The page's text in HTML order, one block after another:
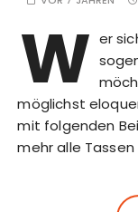
W er
möglichst
mit folgenden
mehr alle Tassen